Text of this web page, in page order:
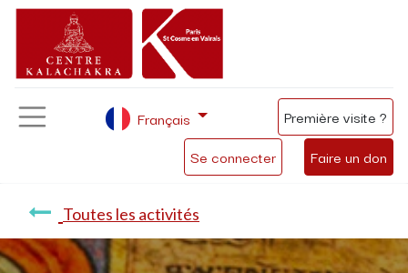
Se connecter Faire un don
Français Première visite ?
Toutes les activités